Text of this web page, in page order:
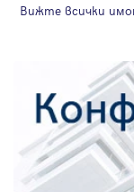
Вижте всички